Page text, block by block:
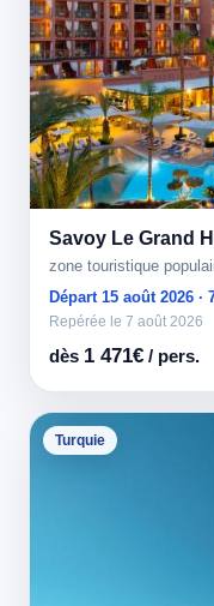
Savoy Le Grand
zone touristique
Départ 15 août 2026 ·
Repérée le 7 août 2026
dès 1 471€ / pers.
Turquie